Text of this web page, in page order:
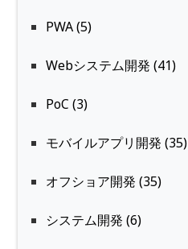
PWA (5)
Webシステム開発 (41)
PoC (3)
モバイルアプリ開発 (35)
オフショア開発 (35)
システム開発 (6)